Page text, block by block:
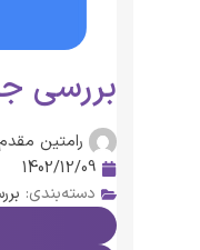
بررسی
رامتین
1402/12/09
دسته‌بندی: